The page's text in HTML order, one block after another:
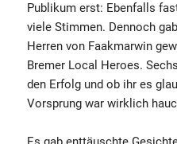
Publikum erst: Ebenfalls
viele Stimmen. Dennoch
Herren von Faakmarwin
Bremer Local Heroes.
den Erfolg und ob ihr es
Vorsprung war wirklich